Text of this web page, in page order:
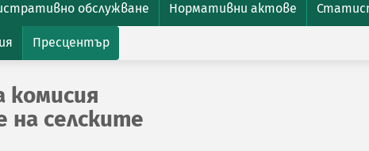
обслужване Нормативни актове
Пресцентър
комисия
на селските